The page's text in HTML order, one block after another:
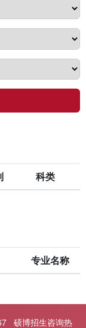
科类
专业名称
硕博招生咨询热